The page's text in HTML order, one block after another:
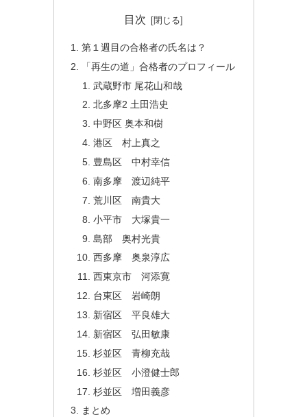
目次
第１週目の合格者の氏名は？
「再生の道」合格者のプロフィール
武蔵野市 尾花山和哉
北多摩2 土田浩史
中野区 奥本和樹
港区 村上真之
豊島区 中村幸信
南多摩 渡辺純平
荒川区 南貴大
小平市 大塚貴一
島部 奥村光貴
西多摩 奥泉淳広
西東京市 河添寛
台東区 岩崎朗
新宿区 平良雄大
新宿区 弘田敏康
杉並区 青柳充哉
杉並区 小澄健士郎
杉並区 増田義彦
まとめ